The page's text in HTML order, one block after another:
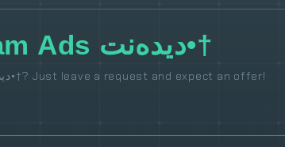
KOXEE.NET - Buy Telegram Ads دیدەنت•†
Want to order an advertisement on the channel telegram دیدەنت•†? Just leave a request and expect an offer!